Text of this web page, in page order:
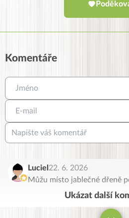
Komentáře
Luciel 22. 6. 2026
Můžu místo jablečné dřeně
Ukázat další